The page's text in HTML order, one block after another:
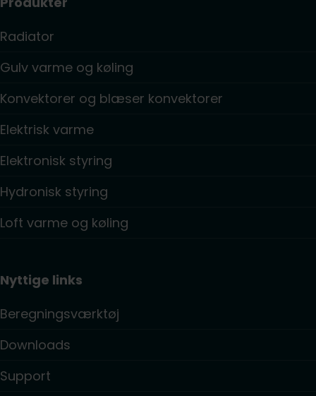
Radiator
Gulv varme og køling
Konvektorer og blæser konvektorer
Elektrisk varme
Elektronisk styring
Hydronisk styring
Loft varme og køling
Nyttige links
Beregningsværktøj
Downloads
Support